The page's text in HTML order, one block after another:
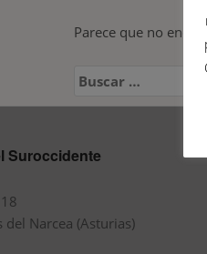
Parece que no
Buscar:
Suroccidente
del Narcea (Asturias)